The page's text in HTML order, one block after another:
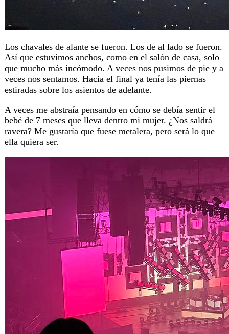
Los chavales de alante se fueron. Los de al lado se fueron.
Así que estuvimos anchos, como en el salón de casa, solo
que mucho más incómodo. A veces nos pusimos de pie y a
veces nos sentamos. Hacia el final ya tenía las piernas
estiradas sobre los asientos de adelante.
A veces me abstraía pensando en cómo se debía sentir el
bebé de 7 meses que lleva dentro mi mujer. ¿Nos saldrá
ravera? Me gustaría que fuese metalera, pero será lo que
ella quiera ser.